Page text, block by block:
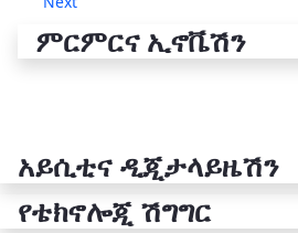
ምርምርና ኢኖቬሽን
አይሲቲና ዲጂታላይዜሽን
የቴክኖሎጂ ሽግግር